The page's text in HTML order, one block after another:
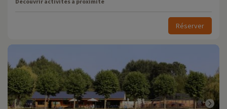
Réserver